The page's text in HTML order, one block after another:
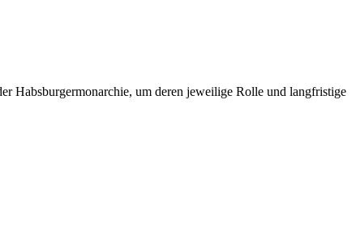
Habsburgermonarchie, um deren jeweilige Rolle und langfristige